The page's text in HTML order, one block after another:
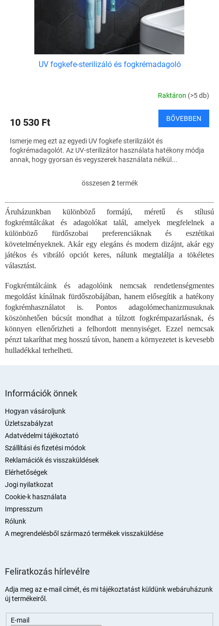
UV fogkefe-sterilizáló és fogkrémadagoló
Raktáron (>5 db)
10 530 Ft BŐVEBBEN
Ismerje meg ezt az egyedi UV fogkefe sterilizálót és
fogkrémadagolót. Az UV-sterilizátor használata hatékony módja
annak, hogy gyorsan és vegyszerek használata nélkül...
L
s
t
a
i
r
á
n
í
t
á
s
e
l
e
m
összesen 2termék
Áruházunkban különböző formájú, méretű és stílusú
fogkrémtálcákat és adagolókat talál, amelyek megfelelnek a
különböző fürdőszobai preferenciáknak és esztétikai
követelményeknek. Akár egy elegáns és modern dizájnt, akár egy
játékos és vibráló opciót keres, nálunk megtalálja a tökéletes
választást.
Fogkrémtálcáink és adagolóink nemcsak rendetlenségmentes
megoldást kínálnak fürdőszobájában, hanem elősegítik a hatékony
fogkrémhasználatot is. Pontos adagolómechanizmusuknak
köszönhetően búcsút mondhat a túlzott fogkrémpazarlásnak, és
könnyen ellenőrizheti a felhordott mennyiséget. Ezzel nemcsak
pénzt takaríthat meg hosszú távon, hanem a környezetet is kevesebb
hulladékkal terhelheti.
Információk önnek
Hogyan vásároljunk
Üzletszabályzat
Adatvédelmi tájékoztató
Szállítási és fizetési módok
Reklamációk és visszaküldések
Elérhetőségek
Jogi nyilatkozat
Cookie-k használata
Impresszum
Rólunk
A megrendelésből származó termékek visszaküldése
Feliratkozás hírlevélre
Adja meg az e-mail címét, és mi tájékoztatást küldünk webáruházunk
új termékeiről.
E-mail